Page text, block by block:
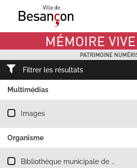
Mémoire Vive patrimoine numérisé de
Filtrer les résultats
Multimédias
Filtre les résultats par :
Images
Organisme
Filtre les résultats par :
Bibliothèque municipale de